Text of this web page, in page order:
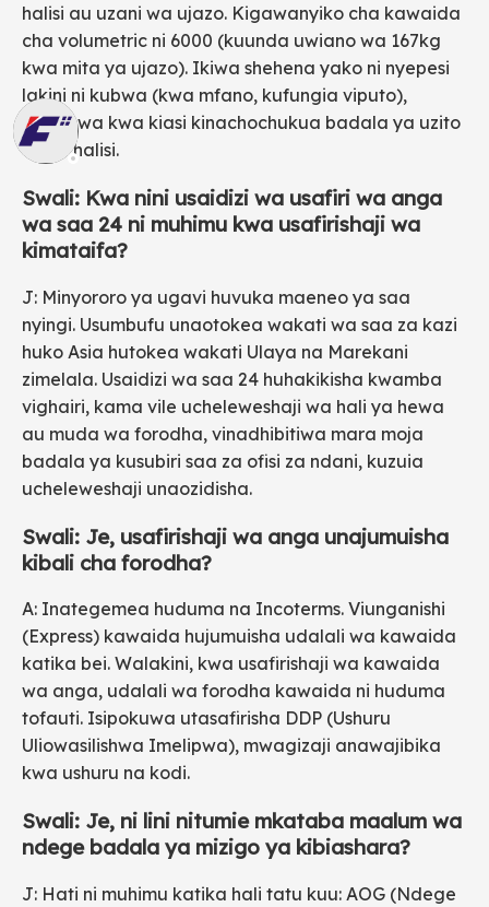
halisi au uzani wa ujazo. Kigawanyiko cha kawaida
cha volumetric ni 6000 (kuunda uwiano wa 167kg
kwa mita ya ujazo). Ikiwa shehena yako ni nyepesi
lakini ni kubwa (kwa mfano, kufungia viputo),
utatozwa kwa kiasi kinachochukua badala ya uzito
wake halisi.
Swali: Kwa nini usaidizi wa usafiri wa anga
wa saa 24 ni muhimu kwa usafirishaji wa
kimataifa?
J: Minyororo ya ugavi huvuka maeneo ya saa
nyingi. Usumbufu unaotokea wakati wa saa za kazi
huko Asia hutokea wakati Ulaya na Marekani
zimelala. Usaidizi wa saa 24 huhakikisha kwamba
vighairi, kama vile ucheleweshaji wa hali ya hewa
au muda wa forodha, vinadhibitiwa mara moja
badala ya kusubiri saa za ofisi za ndani, kuzuia
ucheleweshaji unaozidisha.
Swali: Je, usafirishaji wa anga unajumuisha
kibali cha forodha?
A: Inategemea huduma na Incoterms. Viunganishi
(Express) kawaida hujumuisha udalali wa kawaida
katika bei. Walakini, kwa usafirishaji wa kawaida
wa anga, udalali wa forodha kawaida ni huduma
tofauti. Isipokuwa utasafirisha DDP (Ushuru
Uliowasilishwa Imelipwa), mwagizaji anawajibika
kwa ushuru na kodi.
Swali: Je, ni lini nitumie mkataba maalum wa
ndege badala ya mizigo ya kibiashara?
J: Hati ni muhimu katika hali tatu kuu: AOG (Ndege